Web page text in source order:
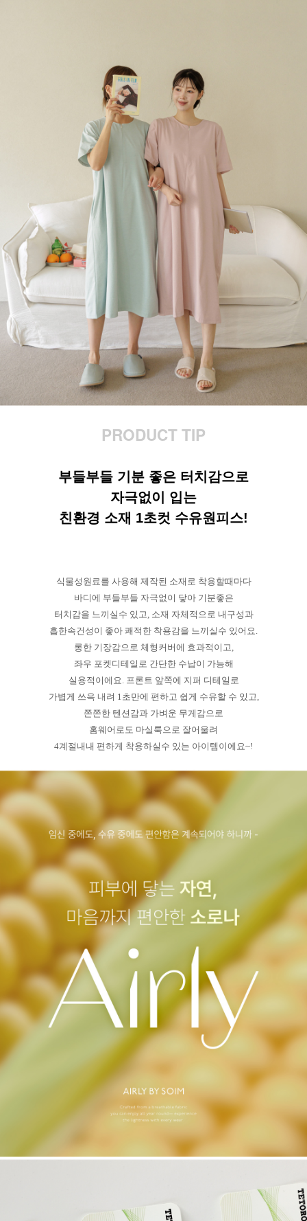
PRODUCT TIP
부들부들 기분 좋은 터치감으로
자극없이 입는
친환경 소재 1초컷 수유원피스!
식물성원료를 사용해 제작된 소재로 착용할때마다
바디에 부들부들 자극없이 닿아 기분좋은
터치감을 느끼실수 있고, 소재 자체적으로 내구성과
흡한속건성이 좋아 쾌적한 착용감을 느끼실수 있어요.
롱한 기장감으로 체형커버에 효과적이고,
좌우 포켓디테일로 간단한 수납이 가능해
실용적이에요. 프론트 앞쪽에 지퍼 디테일로
가볍게 쓰윽 내려 1초만에 편하고 쉽게 수유할 수 있고,
쫀쫀한 텐션감과 가벼운 무게감으로
홈웨어로도 마실룩으로 잘어울려
4계절내내 편하게 착용하실수 있는 아이템이에요~!